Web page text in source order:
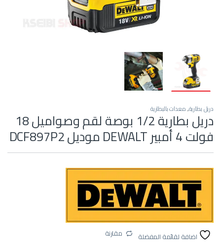
دريل بطارية,معدات بالبطارية
دريل بطارية 1/2 بوصة لقم وصواميل 18
فولت 4 أمبير DEWALT موديل DCF897P2
اضافة لقائمة المفضلة مقارنة